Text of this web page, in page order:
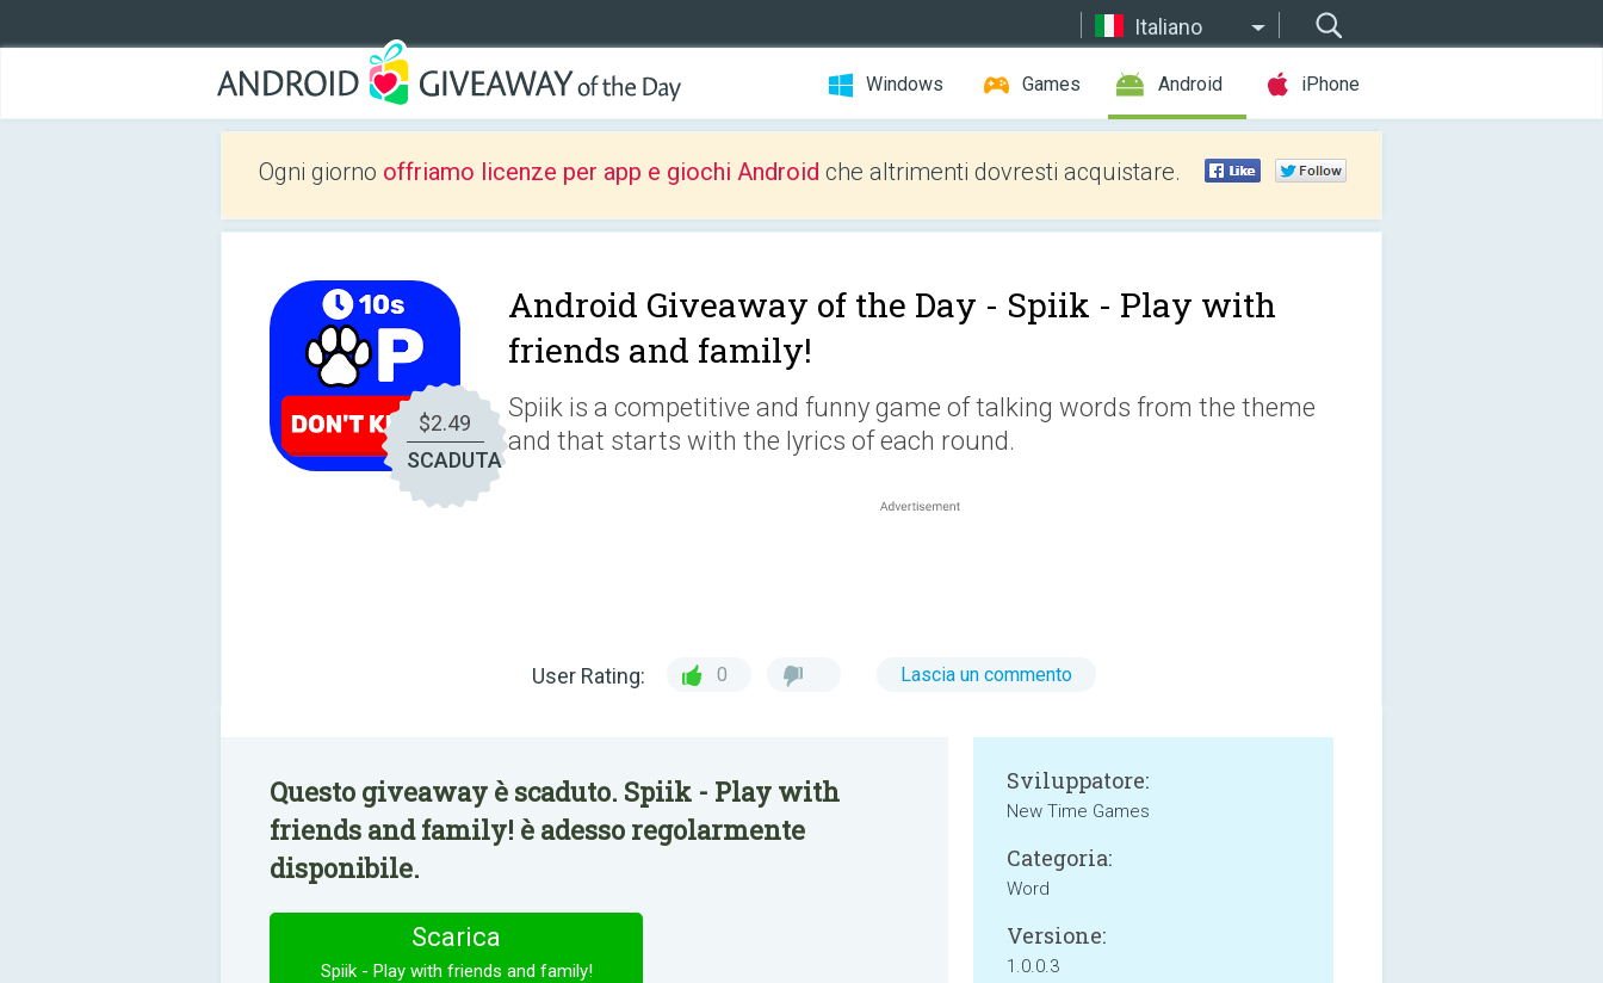
Italiano
Windows Games Android iPhone
Ogni giorno offriamo licenze per app e giochi Android che altrimenti dovresti acquistare.
$2.49
SCADUTA
Android Giveaway of the Day - Spiik - Play with
friends and family!
Spiik is a competitive and funny game of talking words from the theme
and that starts with the lyrics of each round.
User Rating: 0 Lascia un commento
Questo giveaway è scaduto. Spiik - Play with
friends and family! è adesso regolarmente
disponibile.
Scarica
Spiik - Play with friends and family!
Sviluppatore:
New Time Games
Categoria:
Word
Versione:
1.0.0.3